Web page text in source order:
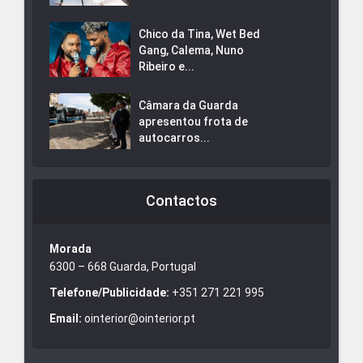
Chico da Tina, Wet Bed
Gang, Calema, Nuno
Ribeiro e...
Câmara da Guarda
apresentou frota de
autocarros...
Contactos
Morada
6300 – 668 Guarda, Portugal
Telefone/Publicidade: +351 271 221 995
Email: ointerior@ointerior.pt